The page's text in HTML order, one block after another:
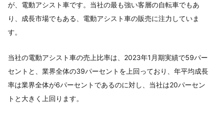
が、電動アシスト車です。当社の最も強い客層の自転車でもあ
り、成長市場でもある、電動アシスト車の販売に注力していま
す。
当社の電動アシスト車の売上比率は、2023年1月期実績で59パー
セントと、業界全体の39パーセントを上回っており、年平均成長
率は業界全体が6パーセントであるのに対し、当社は20パーセン
トと大きく上回ります。